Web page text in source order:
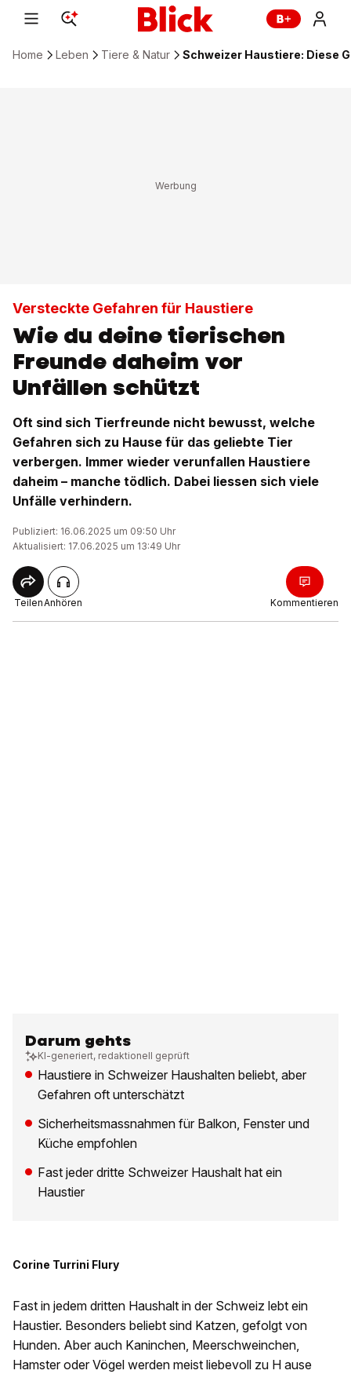
Home Leben Tiere & Natur Schweizer Haustiere: Diese
Versteckte Gefahren für Haustiere
Wie du deine tierischen
Freunde daheim vor
Unfällen schützt
Oft sind sich Tierfreunde nicht bewusst, welche
Gefahren sich zu Hause für das geliebte Tier
verbergen. Immer wieder verunfallen Haustiere
daheim – manche tödlich. Dabei liessen sich viele
Unfälle verhindern.
Publiziert: 16.06.2025 um 09:50 Uhr
Aktualisiert: 17.06.2025 um 13:49 Uhr
TeilenAnhören Kommentieren
Darum gehts
KI-generiert, redaktionell geprüft
Haustiere in Schweizer Haushalten beliebt, aber
Gefahren oft unterschätzt
Sicherheitsmassnahmen für Balkon, Fenster und
Küche empfohlen
Fast jeder dritte Schweizer Haushalt hat ein
Haustier
Corine Turrini Flury
Fast in jedem dritten Haushalt in der Schweiz lebt ein
Haustier. Besonders beliebt sind Katzen, gefolgt von
Hunden. Aber auch Kaninchen, Meerschweinchen,
Hamster oder Vögel werden meist liebevoll zu H ause